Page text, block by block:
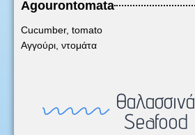
Agourontomata
Cucumber, tomato
Αγγούρι, ντομάτα
Θαλασσινά
Seafood